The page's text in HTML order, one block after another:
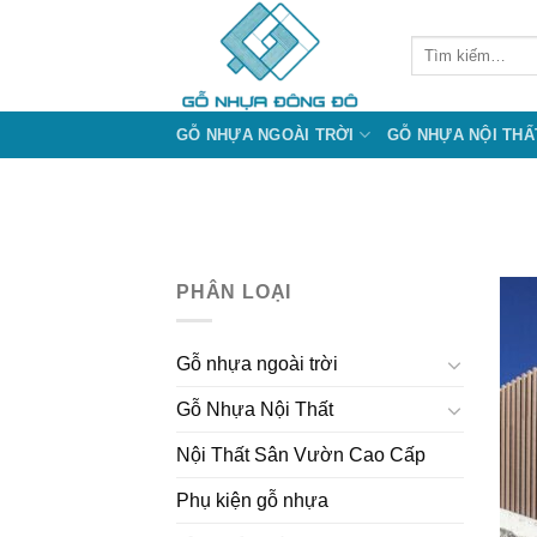
Tìm
GỖ NHỰA NGOÀI TRỜI GỖ NHỰA NỘI
PHÂN LOẠI
Gỗ nhựa ngoài trời
Gỗ Nhựa Nội Thất
Nội Thất Sân Vườn Cao Cấp
Phụ kiện gỗ nhựa